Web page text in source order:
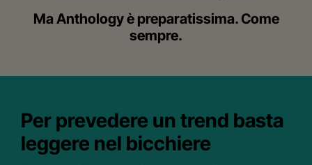
Ma Anthology è preparatissima.Come
sempre.
Per prevedere un trend basta
leggere nel bicchiere